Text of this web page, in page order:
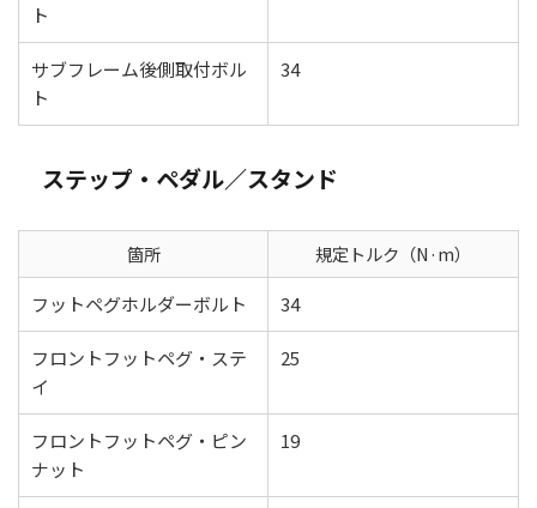
ト
サブフレーム後側取付ボル
ト
34
ステップ・ペダル／スタンド
箇所
規定トルク（N·m）
フットペグホルダーボルト
34
フロントフットペグ・ステ
イ
25
フロントフットペグ・ピン
ナット
19